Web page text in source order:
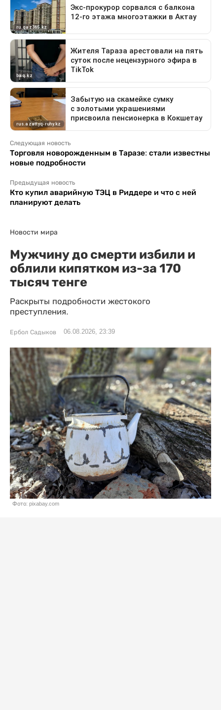
Следующая новость
Торговля новорожденным в Таразе: стали известны
новые подробности
Предыдущая новость
Кто купил аварийную ТЭЦ в Риддере и что с ней
планируют делать
Новости мира
Мужчину до смерти избили и
облили кипятком из-за 170
тысяч тенге
Раскрыты подробности жестокого
преступления.
Ербол Садыков 06.08.2026, 23:39
Фото: pixabay.com